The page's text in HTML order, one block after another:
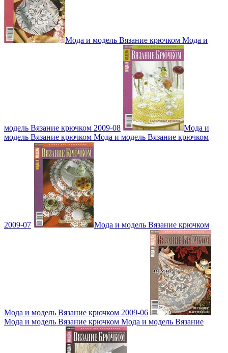
Мода и модель Вязание крючком Мода и
модель Вязание крючком 2009-08
Мода и
модель Вязание крючком Мода и модель Вязание крючком
2009-07 Мода и модель Вязание крючком
Мода и модель Вязание крючком 2009-06
Мода и модель Вязание крючком Мода и модель Вязание